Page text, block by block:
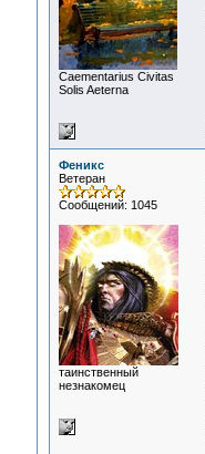
Сaementarius Civitas
Solis Aeterna
Феникс
Ветеран
Сообщений: 1045
таинственный
незнакомец